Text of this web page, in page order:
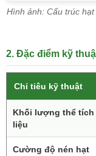
Hình ảnh: Cấu trúc
2. Đặc điểm kỹ
Chỉ tiêu kỹ thuật
Khối lượng thể tích
liệu
Cường độ nén hạt